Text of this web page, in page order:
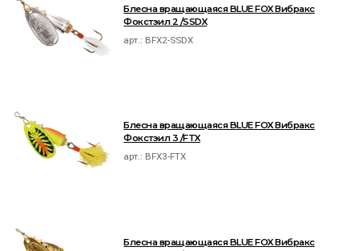
Блесна вращающаяся BLUE FOX Вибракс
Фокстэил 2 /SSDX
арт.: BFX2-SSDX
Блесна вращающаяся BLUE FOX Вибракс
Фокстэил 3 /FTX
арт.: BFX3-FTX
Блесна вращающаяся BLUE FOX Вибракс